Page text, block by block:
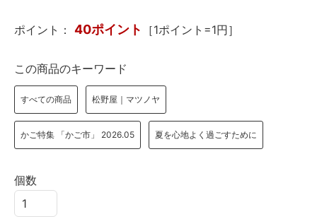
ポイント： 40ポイント ［1ポイント=1円］
この商品のキーワード
すべての商品 松野屋｜マツノヤ
かご特集 「かご市」 2026.05 夏を心地よく過ごすために
個数